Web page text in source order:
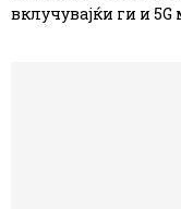
вклучувајќи ги и 5G